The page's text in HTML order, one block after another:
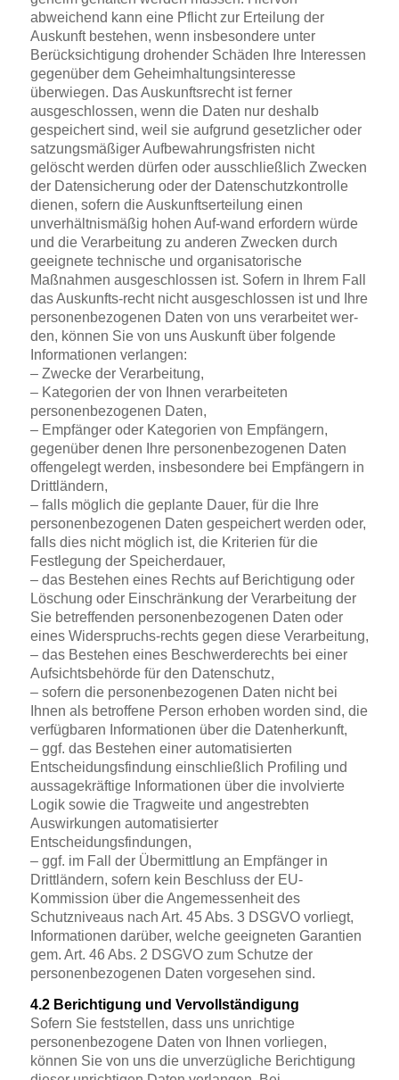
abweichend kann eine Pflicht zur Erteilung der
Auskunft bestehen, wenn insbesondere unter
Berücksichtigung drohender Schäden Ihre Interessen
gegenüber dem Geheimhaltungsinteresse
überwiegen. Das Auskunftsrecht ist ferner
ausgeschlossen, wenn die Daten nur deshalb
gespeichert sind, weil sie aufgrund gesetzlicher oder
satzungsmäßiger Aufbewahrungsfristen nicht
gelöscht werden dürfen oder ausschließlich Zwecken
der Datensicherung oder der Datenschutzkontrolle
dienen, sofern die Auskunftserteilung einen
unverhältnismäßig hohen Auf-wand erfordern würde
und die Verarbeitung zu anderen Zwecken durch
geeignete technische und organisatorische
Maßnahmen ausgeschlossen ist. Sofern in Ihrem Fall
das Auskunfts-recht nicht ausgeschlossen ist und Ihre
personenbezogenen Daten von uns verarbeitet wer-
den, können Sie von uns Auskunft über folgende
Informationen verlangen:
– Zwecke der Verarbeitung,
– Kategorien der von Ihnen verarbeiteten
personenbezogenen Daten,
– Empfänger oder Kategorien von Empfängern,
gegenüber denen Ihre personenbezogenen Daten
offengelegt werden, insbesondere bei Empfängern in
Drittländern,
– falls möglich die geplante Dauer, für die Ihre
personenbezogenen Daten gespeichert werden oder,
falls dies nicht möglich ist, die Kriterien für die
Festlegung der Speicherdauer,
– das Bestehen eines Rechts auf Berichtigung oder
Löschung oder Einschränkung der Verarbeitung der
Sie betreffenden personenbezogenen Daten oder
eines Widerspruchs-rechts gegen diese Verarbeitung,
– das Bestehen eines Beschwerderechts bei einer
Aufsichtsbehörde für den Datenschutz,
– sofern die personenbezogenen Daten nicht bei
Ihnen als betroffene Person erhoben worden sind, die
verfügbaren Informationen über die Datenherkunft,
– ggf. das Bestehen einer automatisierten
Entscheidungsfindung einschließlich Profiling und
aussagekräftige Informationen über die involvierte
Logik sowie die Tragweite und angestrebten
Auswirkungen automatisierter
Entscheidungsfindungen,
– ggf. im Fall der Übermittlung an Empfänger in
Drittländern, sofern kein Beschluss der EU-
Kommission über die Angemessenheit des
Schutzniveaus nach Art. 45 Abs. 3 DSGVO vorliegt,
Informationen darüber, welche geeigneten Garantien
gem. Art. 46 Abs. 2 DSGVO zum Schutze der
personenbezogenen Daten vorgesehen sind.
4.2 Berichtigung und Vervollständigung
Sofern Sie feststellen, dass uns unrichtige
personenbezogene Daten von Ihnen vorliegen,
können Sie von uns die unverzügliche Berichtigung